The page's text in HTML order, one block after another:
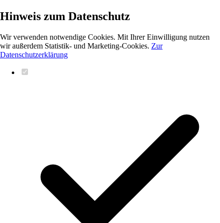
Hinweis zum Datenschutz
Wir verwenden notwendige Cookies. Mit Ihrer Einwilligung nutzen
wir außerdem Statistik- und Marketing-Cookies. Zur
Datenschutzerklärung